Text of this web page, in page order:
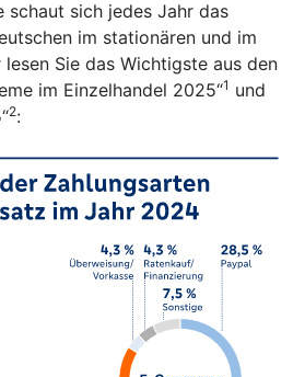
schaut sich jedes Jahr das
im stationären und im
Sie das Wichtigste aus den
im Einzelhandel 2025“1 und
2: